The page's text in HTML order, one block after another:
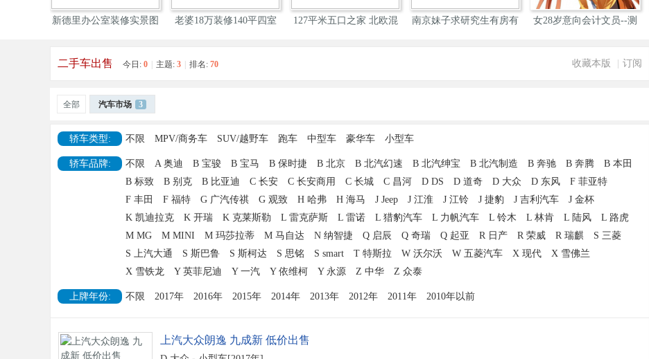
新德里办公室装修实景图
老婆18万装修140平四室
127平米五口之家 北欧混
南京妹子求研究生有房有
女28岁意向会计文员--测
新人婚
收藏本版 订阅
二手车出售 今日: 0 主题: 3 排名: 70
全部 汽车市场 3
轿车类型: 不限 MPV/商务车 SUV/越野车 跑车 中型车 豪华车 小型车
轿车品牌: 不限 A 奥迪 B 宝骏 B 宝马 B 保时捷 B 北京 B 北汽幻速 B 北汽绅宝 B 北汽制造 B 奔驰 B 奔腾
B 本田
B 标致
B 别克 B 比亚迪 C 长安 C 长安商用 C 长城 C 昌河 D DS D 道奇 D 大众 D 东风
F 菲亚特
F 丰田
F 福特 G 广汽传祺 G 观致 H 哈弗 H 海马 J Jeep J 江淮 J 江铃 J 捷豹 J 吉利汽车
J 金杯
K 凯迪拉克
K 开瑞 K 克莱斯勒 L 雷克萨斯 L 雷诺 L 猎豹汽车 L 力帆汽车 L 铃木 L 林肯 L 陆风
L 路虎
M MG
M MINI M 玛莎拉蒂 M 马自达 N 纳智捷 Q 启辰 Q 奇瑞 Q 起亚 R 日产 R 荣威 R 瑞麒
S 三菱
S 上汽大通
S 斯巴鲁 S 斯柯达 S 思铭 S smart T 特斯拉 W 沃尔沃 W 五菱汽车 X 现代
X 雪佛兰
X 雪铁龙
Y 英菲尼迪 Y 一汽 Y 依维柯 Y 永源 Z 中华 Z 众泰
上牌年份: 不限 2017年 2016年 2015年 2014年 2013年 2012年 2011年 2010年以前
上汽大众朗逸 九成新 低价出售